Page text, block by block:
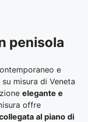
penisola
e
misura di Veneta
elegante e
offre
al piano di